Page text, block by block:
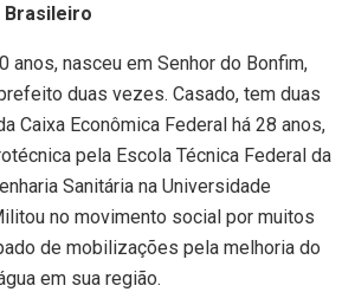
Brasileiro
anos, nasceu em Senhor do Bonfim,
duas vezes. Casado, tem duas
Caixa Econômica Federal há 28 anos,
pela Escola Técnica Federal da
Sanitária na Universidade
no movimento social por muitos
de mobilizações pela melhoria do
em sua região.